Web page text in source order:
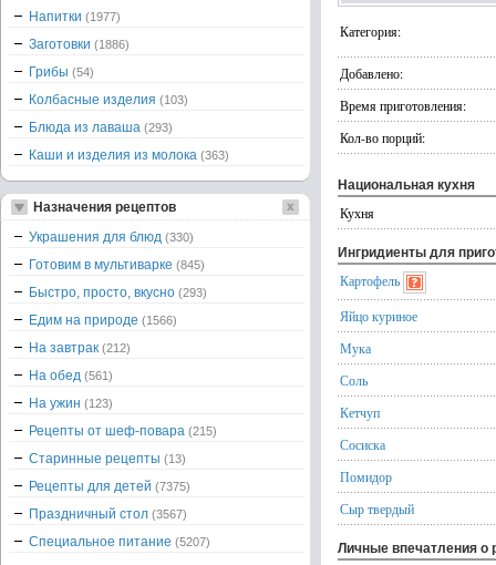
Категория:
Добавлено:
Время приготовления:
Кол-во порций:
Национальная кухня
Кухня
Ингридиенты для
Картофель
Яйцо куриное
Мука
Соль
Кетчуп
Сосиска
Помидор
Сыр твердый
Личные впечатления о
Напитки (1977)
Заготовки (1886)
Грибы (54)
Колбасные изделия (103)
Блюда из лаваша (293)
Каши и изделия из молока (363)
Назначения рецептов
Украшения для блюд (330)
Готовим в мультиварке (845)
Быстро, просто, вкусно (293)
Едим на природе (1566)
На завтрак (212)
На обед (561)
На ужин (123)
Рецепты от шеф-повара (215)
Старинные рецепты (13)
Рецепты для детей (7375)
Праздничный стол (3567)
Специальное питание (5207)